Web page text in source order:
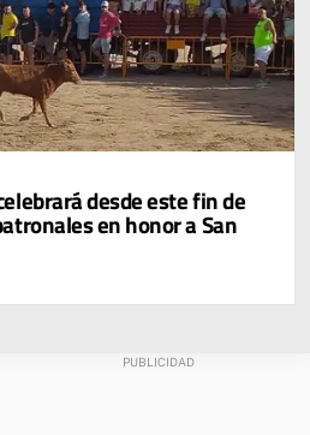
desde este fin de
en honor a San